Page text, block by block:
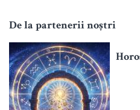
De la partenerii noștri